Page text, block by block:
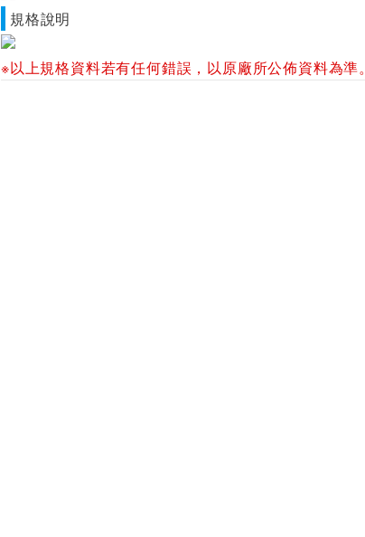
規格說明
※以上規格資料若有任何錯誤，以原廠所公佈資料為準。